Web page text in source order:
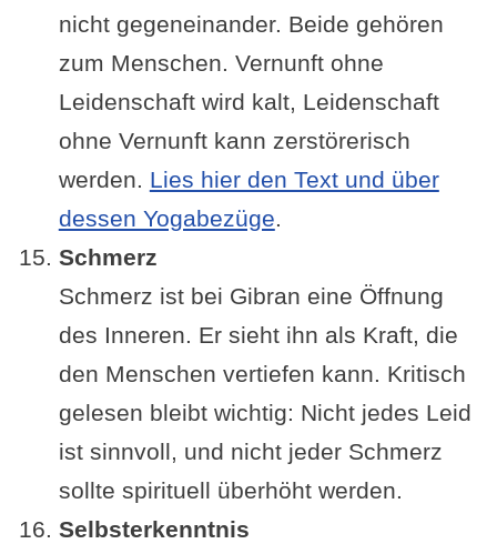
nicht gegeneinander. Beide gehören
zum Menschen. Vernunft ohne
Leidenschaft wird kalt, Leidenschaft
ohne Vernunft kann zerstörerisch
werden. Lies hier den Text und über
dessen Yogabezüge.
Schmerz
Schmerz ist bei Gibran eine Öffnung
des Inneren. Er sieht ihn als Kraft, die
den Menschen vertiefen kann. Kritisch
gelesen bleibt wichtig: Nicht jedes Leid
ist sinnvoll, und nicht jeder Schmerz
sollte spirituell überhöht werden.
Selbsterkenntnis